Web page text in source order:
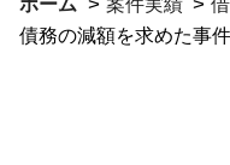
ホーム 案件実績
債務の減額を求めた事件